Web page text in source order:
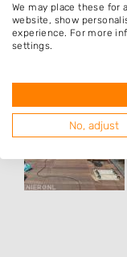
Populaire
We may place these for
website, show
experience. For more
settings.
No, adjust